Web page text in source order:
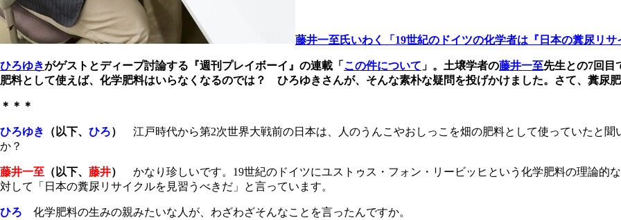
藤井一至氏いわく「19世紀のドイツの化学者は『日本の糞尿リサ
ひろゆきがゲストとディープ討論する『週刊プレイボーイ』の連載「 この件について 」。土壌学者の藤井一至先生との7回目
肥料として使えば、化学肥料はいらなくなるのでは？ ひろゆきさんが、そんな素朴な疑問を投げかけました。さて、糞尿
＊＊＊
ひろゆき （以下、 ひろ）
江戸時代から第2次世界大戦前の日本は、人のうんこやおしっこを畑の肥料として使っていたと
か？
藤井一至 （以下、 藤井）
かなり珍しいです。19世紀のドイツにユストゥス・フォン・リービッヒという化学肥料の理論的
対して「日本の糞尿リサイクルを見習うべきだ」と言っています。
ひろ 化学肥料の生みの親みたいな人が、わざわざそんなことを言ったんですか。